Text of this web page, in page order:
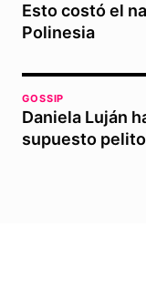
Esto costó el
Polinesia
GOSSIP
Daniela Luján
supuesto